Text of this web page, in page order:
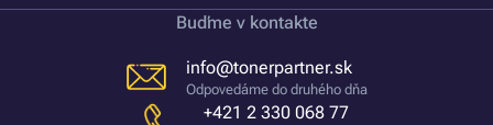
Buďme v kontakte
info@tonerpartner.sk
Odpovedáme do druhého dňa
+421 2 330 068 77